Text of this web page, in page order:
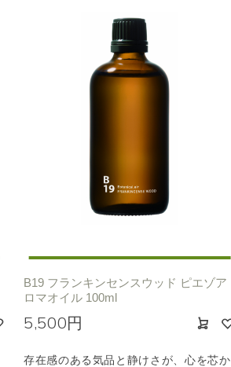
B19 フランキンセンスウッド ピエゾア
ロマオイル 100ml
5,500円
存在感のある気品と静けさが、心を芯か